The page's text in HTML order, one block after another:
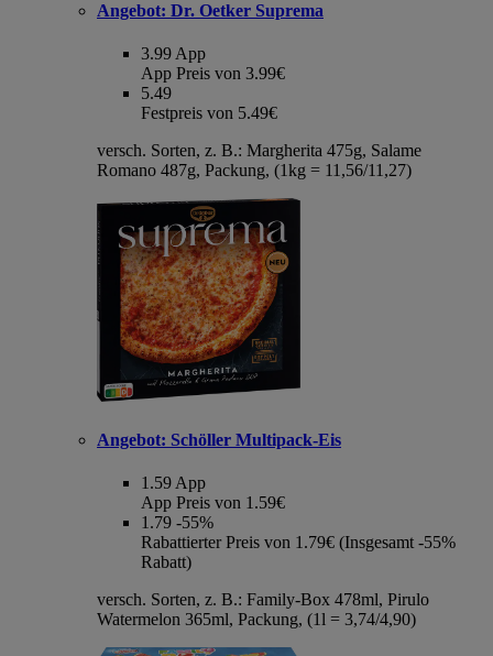
Angebot: Dr. Oetker Suprema
3.99 App
App Preis von 3.99€
5.49
Festpreis von 5.49€
versch. Sorten, z. B.: Margherita 475g, Salame
Romano 487g, Packung, (1kg = 11,56/11,27)
Angebot: Schöller Multipack-Eis
1.59 App
App Preis von 1.59€
1.79 -55%
Rabattierter Preis von 1.79€ (Insgesamt -55%
Rabatt)
versch. Sorten, z. B.: Family-Box 478ml, Pirulo
Watermelon 365ml, Packung, (1l = 3,74/4,90)